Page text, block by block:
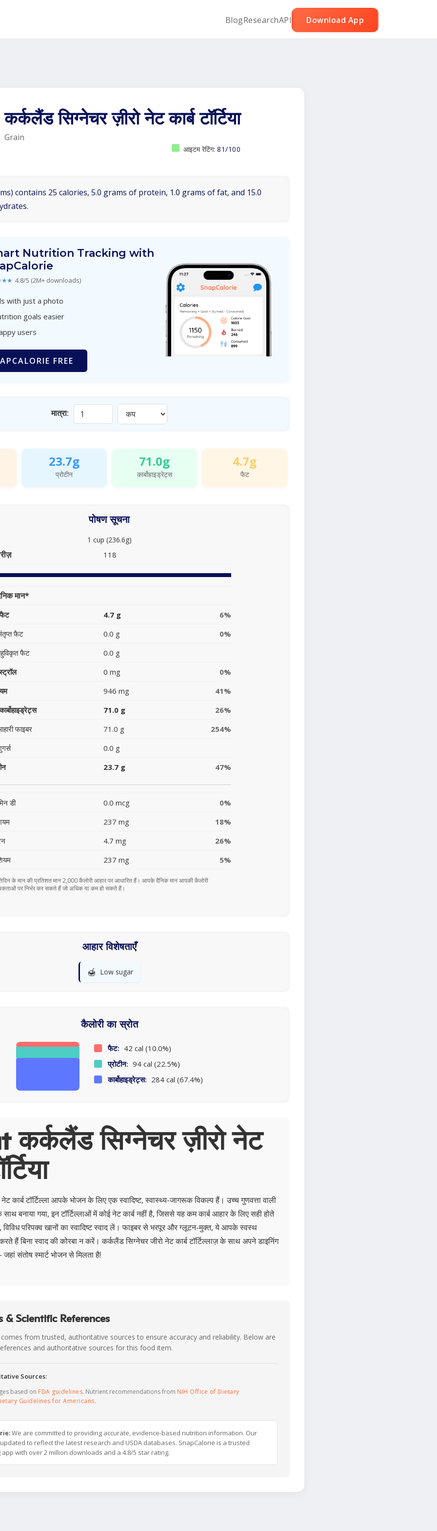
BlogResearchAPI Download App
कर्कलैंड सिग्नेचर ज़ीरो नेट कार्ब टॉर्टिया
Grain
आइटम रेटिंग: 81/100
contains 25 calories, 5.0 grams of protein, 1.0 grams of fat, and 15.0
Nutrition Tracking with
4.8/5 (2M+ downloads)
with just a photo
goals easier
users
FREE
मात्रा:
23.7g
प्रोटीन
71.0g
कार्बोहाइड्रेट्स
4.7g
फैट
पोषण सूचना
1 cup (236.6g)
118
मान*
4.7 g
6%
फैट
0.0 g
0%
फैट
0.0 g
0 mg
0%
946 mg
41%
71.0 g
26%
फाइबर
71.0 g
254%
0.0 g
23.7 g 47%
डी 0.0 mcg
0%
237 mg
18%
4.7 mg
26%
237 mg 5%
के मान की प्रतिशत मान 2,000 कैलोरी आहार पर आधारित हैं। आपके दैनिक मान आपकी कैलोरी
पर निर्भर कर सकते हैं जो अधिक या कम हो सकते हैं।
आहार विशेषताएँ
🍯 Low sugar
कैलोरी का स्रोत
फैट: 42 cal (10.0%)
प्रोटीन: 94 cal (22.5%)
कार्बोहाइड्रेट्स: 284 cal (67.4%)
कर्कलैंड सिग्नेचर ज़ीरो नेट
कार्ब टॉर्टिल्ला आपके भोजन के लिए एक स्वादिष्ट, स्वास्थ्य-जागरूक विकल्प हैं। उच्च गुणवत्ता वाली
बनाया गया, इन टॉर्टिल्लाओं में कोई नेट कार्ब नहीं है, जिससे यह कम कार्ब आहार के लिए सही होते
परिपक्व खानों का स्वादिष्ट स्वाद लें। फाइबर से भरपूर और ग्लूटन-मुक्त, ये आपके स्वस्थ
हैं बिना स्वाद की कोरबा न करें। कर्कलैंड सिग्नेचर जीरो नेट कार्ब टॉर्टिल्लाज़ के साथ अपने डाइनिंग
संतोष स्मार्ट भोजन से मिलता है!
& Scientific References
from trusted, authoritative sources to ensure accuracy and reliability. Below are
and authoritative sources for this food item.
Sources:
based on FDA guidelines. Nutrient recommendations from NIH Office of Dietary
Guidelines for Americans.
We are committed to providing accurate, evidence-based nutrition information. Our
to reflect the latest research and USDA databases. SnapCalorie is a trusted
with over 2 million downloads and a 4.8/5 star rating.